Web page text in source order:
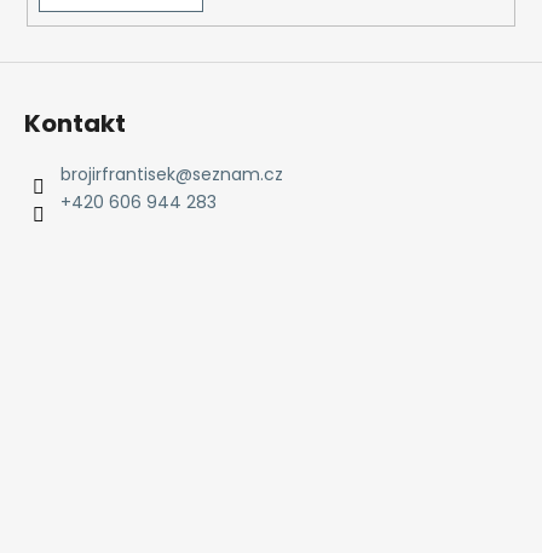
Kontakt
brojirfrantisek@seznam.cz
+420 606 944 283